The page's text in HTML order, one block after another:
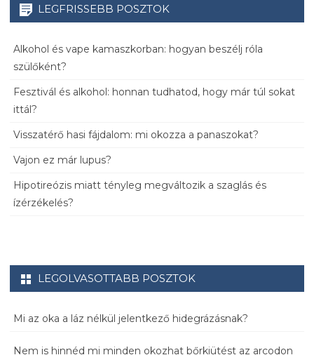
LEGFRISSEBB POSZTOK
Alkohol és vape kamaszkorban: hogyan beszélj róla
szülőként?
Fesztivál és alkohol: honnan tudhatod, hogy már túl sokat
ittál?
Visszatérő hasi fájdalom: mi okozza a panaszokat?
Vajon ez már lupus?
Hipotireózis miatt tényleg megváltozik a szaglás és
ízérzékelés?
LEGOLVASOTTABB POSZTOK
Mi az oka a láz nélkül jelentkező hidegrázásnak?
Nem is hinnéd mi minden okozhat bőrkiütést az arcodon